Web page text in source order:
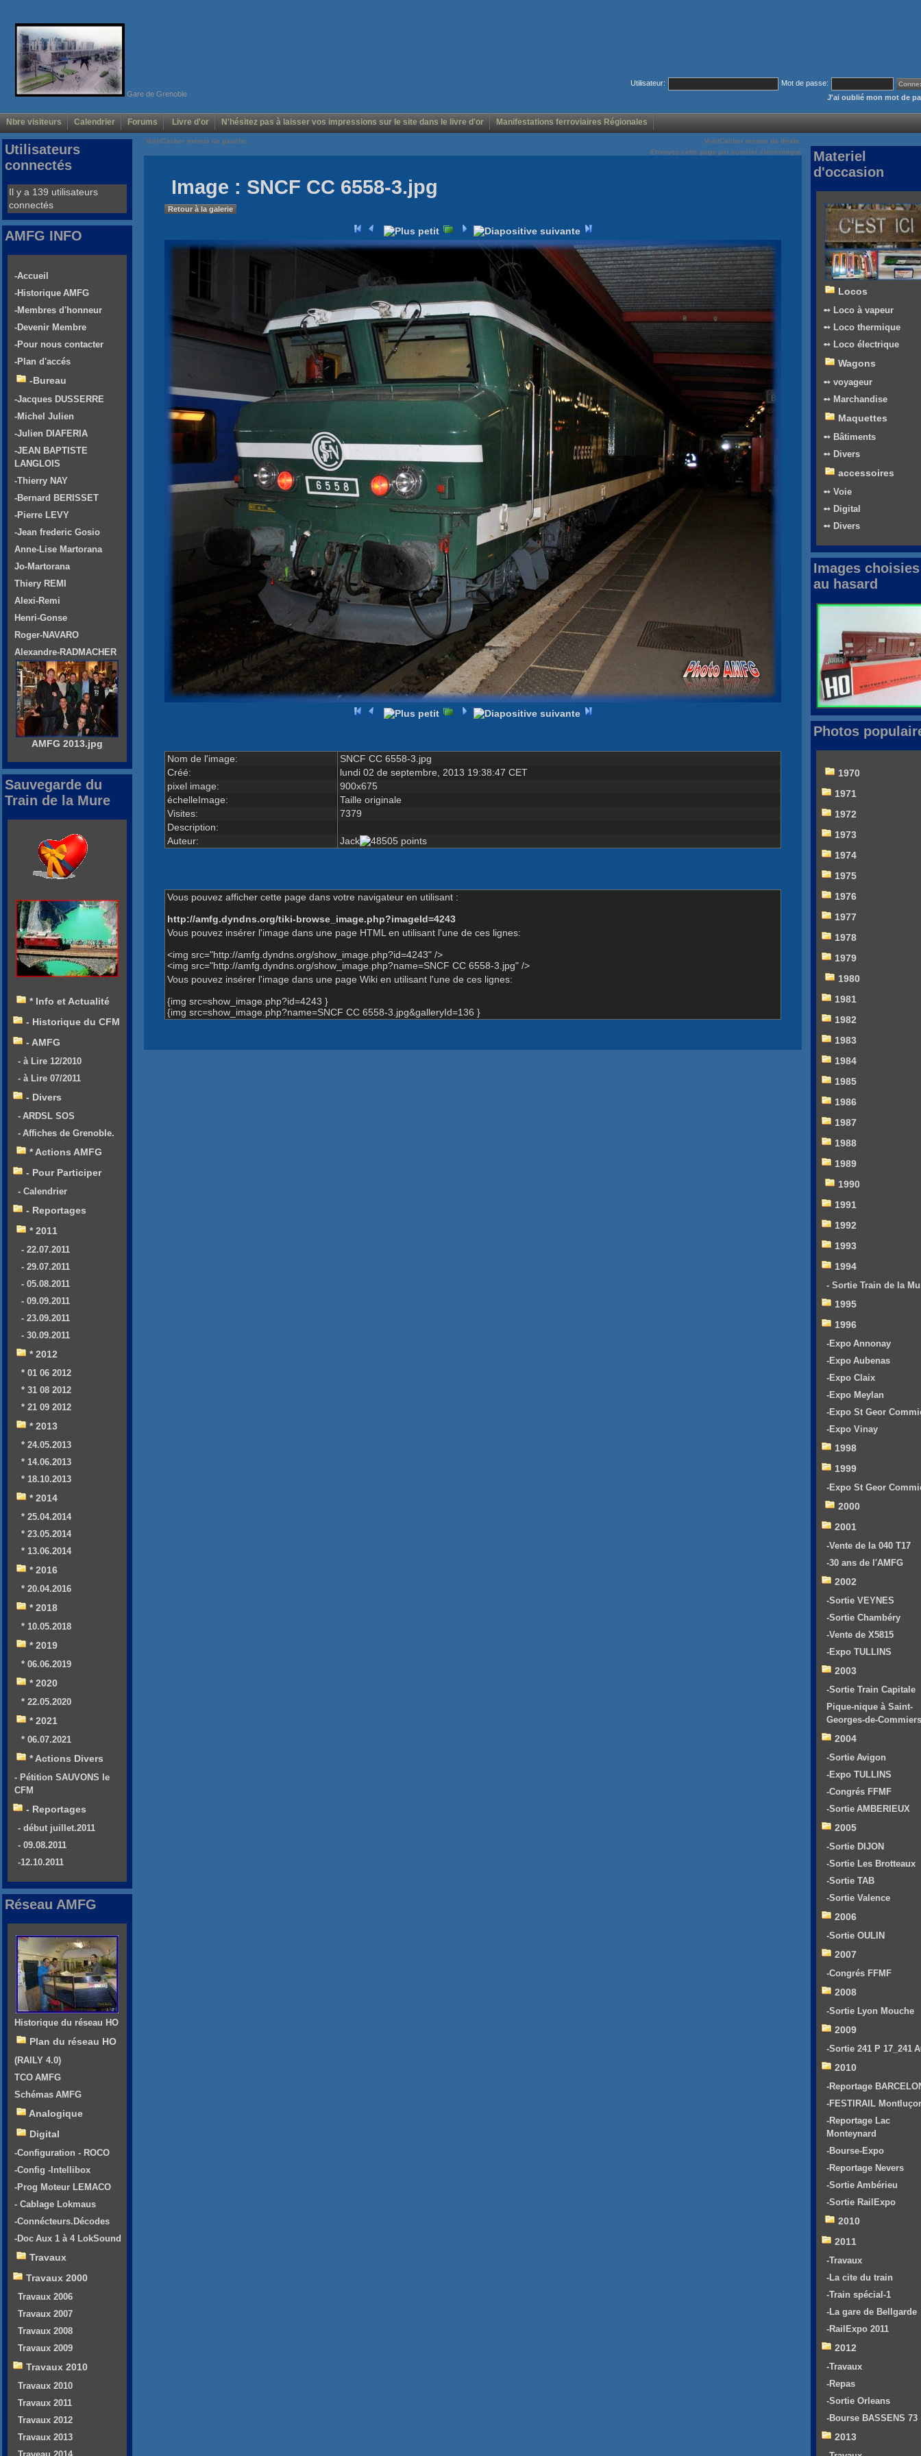
Gare de Grenoble
Utilisateur:
Mot de passe:
J'ai oublié mon mot de
Nbre visiteurs Calendrier Forums Livre d'or N'hésitez pas à laisser vos impressions sur le site dans le livre d'or Manifestations ferroviaires Régionales
Voir/Cacher menus de gauche
Voir/Cacher menus de droite
Envoyez cette page par courrier électronique
Image : SNCF CC 6558-3.jpg
Retour à la galerie
Nom de l'image:
SNCF CC 6558-3.jpg
Créé:
lundi 02 de septembre, 2013 19:38:47 CET
pixel image:
900x675
échelleImage:
Taille originale
Visites:
7379
Description:
Auteur:
Jack
Vous pouvez afficher cette page dans votre navigateur en utilisant :
http://amfg.dyndns.org/tiki-browse_image.php?imageId=4243
Vous pouvez insérer l'image dans une page HTML en utilisant l'une de ces lignes:
<img src="http://amfg.dyndns.org/show_image.php?id=4243" />
<img src="http://amfg.dyndns.org/show_image.php?name=SNCF CC 6558-3.jpg" />
Vous pouvez insérer l'image dans une page Wiki en utilisant l'une de ces lignes:
{img src=show_image.php?id=4243 }
{img src=show_image.php?name=SNCF CC 6558-3.jpg&galleryId=136 }
Utilisateurs
connectés
Il y a 139 utilisateurs
connectés
AMFG INFO
-Accueil
-Historique AMFG
-Membres d'honneur
-Devenir Membre
-Pour nous contacter
-Plan d'accés
-Bureau
-Jacques DUSSERRE
-Michel Julien
-Julien DIAFERIA
-JEAN BAPTISTE
LANGLOIS
-Thierry NAY
-Bernard BERISSET
-Pierre LEVY
-Jean frederic Gosio
Anne-Lise Martorana
Jo-Martorana
Thiery REMI
Alexi-Remi
Henri-Gonse
Roger-NAVARO
Alexandre-RADMACHER
AMFG 2013.jpg
Sauvegarde du
Train de la Mure
* Info et Actualité
- Historique du CFM
- AMFG
- à Lire 12/2010
- à Lire 07/2011
- Divers
- ARDSL SOS
- Affiches de Grenoble.
* Actions AMFG
- Pour Participer
- Calendrier
- Reportages
* 2011
- 22.07.2011
- 29.07.2011
- 05.08.2011
- 09.09.2011
- 23.09.2011
- 30.09.2011
* 2012
* 01 06 2012
* 31 08 2012
* 21 09 2012
* 2013
* 24.05.2013
* 14.06.2013
* 18.10.2013
* 2014
* 25.04.2014
* 23.05.2014
* 13.06.2014
* 2016
* 20.04.2016
* 2018
* 10.05.2018
* 2019
* 06.06.2019
* 2020
* 22.05.2020
* 2021
* 06.07.2021
* Actions Divers
- Pétition SAUVONS le
CFM
- Reportages
- début juillet.2011
- 09.08.2011
-12.10.2011
Réseau AMFG
Historique du réseau HO
Plan du réseau HO
(RAILY 4.0)
TCO AMFG
Schémas AMFG
Analogique
Digital
-Configuration - ROCO
-Config -Intellibox
-Prog Moteur LEMACO
- Cablage Lokmaus
-Connécteurs.Décodes
-Doc Aux 1 à 4 LokSound
Travaux
Travaux 2000
Travaux 2006
Travaux 2007
Travaux 2008
Travaux 2009
Travaux 2010
Travaux 2010
Travaux 2011
Travaux 2012
Travaux 2013
Materiel
d'occasion
Locos
➻ Loco à vapeur
➻ Loco thermique
➻ Loco électrique
Wagons
➻ voyageur
➻ Marchandise
Maquettes
➻ Bâtiments
➻ Divers
accessoires
➻ Voie
➻ Digital
➻ Divers
Images choisies
au hasard
Photos
1970
1971
1972
1973
1974
1975
1976
1977
1978
1979
1980
1981
1982
1983
1984
1985
1986
1987
1988
1989
1990
1991
1992
1993
1994
- Sortie Train de la
1995
1996
-Expo Annonay
-Expo Aubenas
-Expo Claix
-Expo Meylan
-Expo St Geor
-Expo Vinay
1998
1999
-Expo St Geor
2000
2001
-Vente de la 040 T17
-30 ans de l'AMFG
2002
-Sortie VEYNES
-Sortie Chambéry
-Vente de X5815
-Expo TULLINS
2003
-Sortie Train Capitale
Pique-nique à Saint-
Georges-de-Commiers
2004
-Sortie Avigon
-Expo TULLINS
-Congrés FFMF
-Sortie AMBERIEUX
2005
-Sortie DIJON
-Sortie Les Brotteaux
-Sortie TAB
-Sortie Valence
2006
-Sortie OULIN
2007
-Congrés FFMF
2008
-Sortie Lyon Mouche
2009
-Sortie 241 P 17_241
2010
-Reportage
-FESTIRAIL
-Reportage Lac
Monteynard
-Bourse-Expo
-Reportage Nevers
-Sortie Ambérieu
-Sortie RailExpo
2010
2011
-Travaux
-La cite du train
-Train spécial-1
-La gare de Bellgarde
-RailExpo 2011
2012
-Travaux
-Repas
-Sortie Orleans
-Bourse BASSENS 73
2013